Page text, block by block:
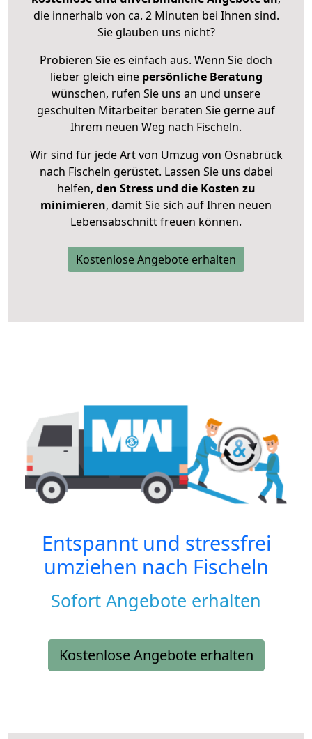
die innerhalb von ca. 2 Minuten bei Ihnen sind.
Sie glauben uns nicht?
Probieren Sie es einfach aus. Wenn Sie doch
lieber gleich eine persönliche Beratung
wünschen, rufen Sie uns an und unsere
geschulten Mitarbeiter beraten Sie gerne auf
Ihrem neuen Weg nach Fischeln.
Wir sind für jede Art von Umzug von Osnabrück
nach Fischeln gerüstet. Lassen Sie uns dabei
helfen, den Stress und die Kosten zu
minimieren, damit Sie sich auf Ihren neuen
Lebensabschnitt freuen können.
Kostenlose Angebote erhalten
Entspannt und stressfrei
umziehen nach Fischeln
Sofort Angebote erhalten
Kostenlose Angebote erhalten